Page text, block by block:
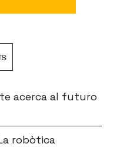
acerca al futuro
robòtica